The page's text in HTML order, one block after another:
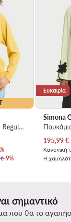
Μπλουζάκι · Κίτρινο · Regular Fit
-9%
Ευκαιρία
Simona
Τρέχουσα
195,99€
Κανονική
Η
σημαντικό
που θα το